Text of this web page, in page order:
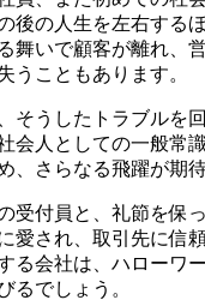
後の人生を左右する
舞いで顧客が離れ、
うこともあります。
そうしたトラブルを
会人としての一般常
、さらなる飛躍が期待
受付員と、礼節を保
愛され、取引先に信頼
る会社は、ハローワ
るでしょう。